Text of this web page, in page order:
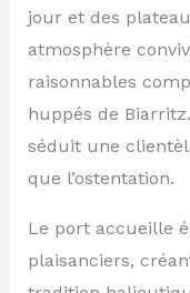
jour et des
atmosphère
raisonnables
huppés de
séduit une
que l’ostentation.
Le port accueille
plaisanciers,